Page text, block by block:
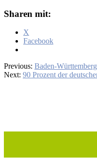
Sharen mit:
X
Facebook
Previous: Baden-
Next: 90 Prozent der